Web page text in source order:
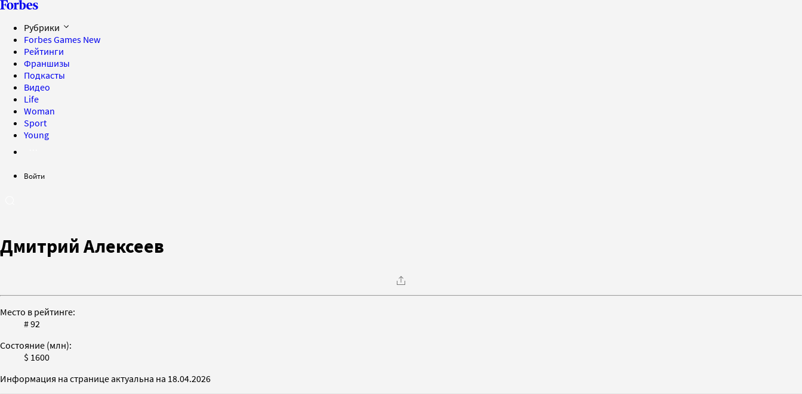
Рубрики
Forbes Games New
Рейтинги
Франшизы
Подкасты
Видео
Life
Woman
Sport
Young
Войти
Дмитрий Алексеев
Место в рейтинге:
# 92
Состояние (млн):
$ 1600
Информация на странице актуальна на 18.04.2026